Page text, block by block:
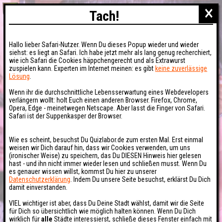
×
Tach!
Hallo lieber Safari-Nutzer. Wenn Du dieses Popup wieder und wieder
siehst: es liegt an Safari. Ich habe jetzt mehr als lang genug recherchiert,
wie ich Safari die Cookies häppchengerecht und als Extrawurst
zuspielen kann. Experten im Internet meinen: es gibt keine zuverlässige
Lösung
Wenn ihr die durchschnittliche Lebensserwartung eines Webdevelopers
verlängern wollt: holt Euch einen anderen Browser. Firefox, Chrome,
Opera, Edge - meinetwegen Netscape. Aber lasst die Finger von Safari.
Safari ist der Suppenkasper der Browser.
Wie es scheint, besuchst Du Quizlabor.de zum ersten Mal. Erst einmal
weisen wir Dich darauf hin, dass wir Cookies verwenden, um uns
(ironischer Weise) zu speichern, das Du DIESEN Hinweis hier gelesen
hast - und ihn nicht immer wieder lesen und schließen musst. Wenn Du
es genauer wissen willst, kommst Du hier zu unserer
Datenschutzerklärung . Indem Du unsere Seite besuchst, erklärst Du Dich
damit einverstanden.
VIEL wichtiger ist aber, dass Du Deine Stadt wählst, damit wir die Seite
für Dich so übersichtlich wie möglich halten können. Wenn Du Dich
wirklich füralle Städte interessierst, schließe dieses Fenster einfach mit